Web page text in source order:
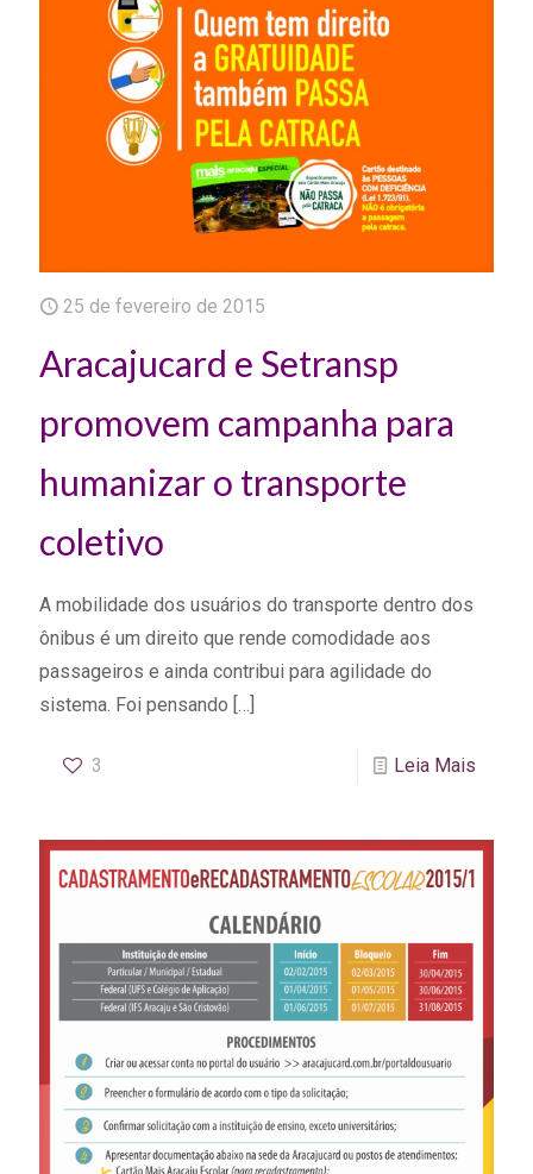
25 de fevereiro de 2015
Aracajucard e Setransp
promovem campanha para
humanizar o transporte
coletivo
A mobilidade dos usuários do transporte dentro dos
ônibus é um direito que rende comodidade aos
passageiros e ainda contribui para agilidade do
sistema. Foi pensando […]
3 Leia Mais